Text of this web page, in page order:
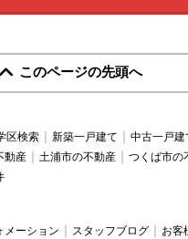
このページの先頭へ
区検索 新築一戸建て 中古一戸建
動産 土浦市の不動産
つくば市の
メーション スタッフブログ
お客